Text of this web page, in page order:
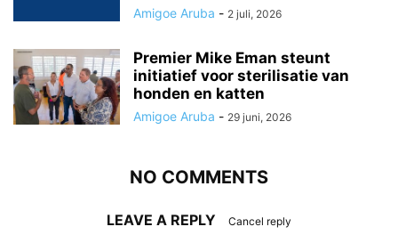
Amigoe Aruba - 2 juli, 2026
Premier Mike Eman steunt
initiatief voor sterilisatie van
honden en katten
Amigoe Aruba - 29 juni, 2026
NO COMMENTS
LEAVE A REPLY Cancel reply